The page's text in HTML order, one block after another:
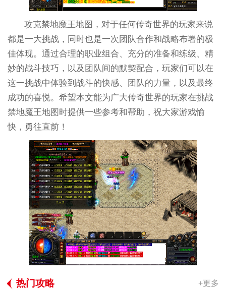
攻克禁地魔王地图，对于任何传奇世界的玩家来说
都是一大挑战，同时也是一次团队合作和战略布署的极
佳体现。通过合理的职业组合、充分的准备和练级、精
妙的战斗技巧，以及团队间的默契配合，玩家们可以在
这一挑战中体验到战斗的快感、团队的力量，以及最终
成功的喜悦。希望本文能为广大传奇世界的玩家在挑战
禁地魔王地图时提供一些参考和帮助，祝大家游戏愉
快，勇往直前！
热门攻略 +更多